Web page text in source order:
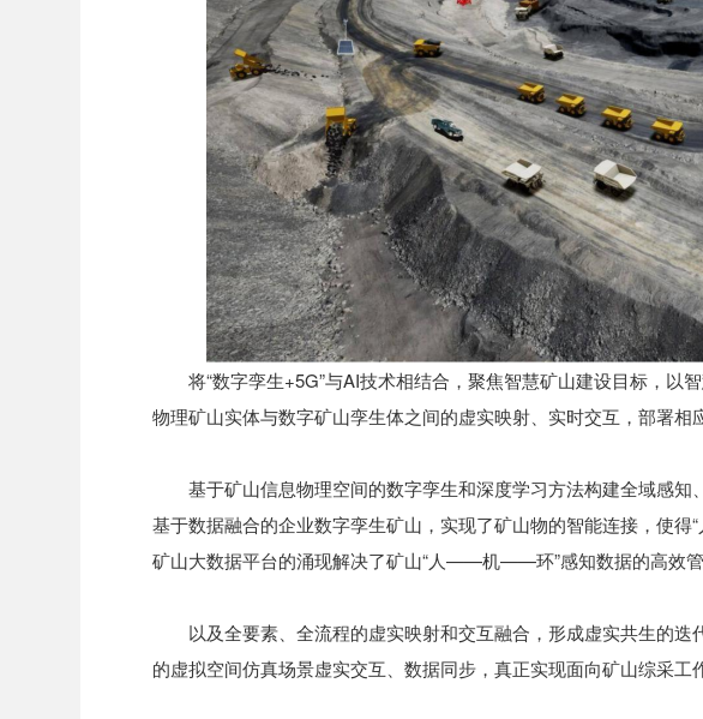
将“数字孪生+5G”与AI技术相结合，聚焦智慧矿山建设目标，以
物理矿山实体与数字矿山孪生体之间的虚实映射、实时交互，部署相
基于矿山信息物理空间的数字孪生和深度学习方法构建全域感
基于数据融合的企业数字孪生矿山，实现了矿山物的智能连接，使
矿山大数据平台的涌现解决了矿山“人——机——环”感知数据的高效管
以及全要素、全流程的虚实映射和交互融合，形成虚实共生的
的虚拟空间仿真场景虚实交互、数据同步，真正实现面向矿山综采工